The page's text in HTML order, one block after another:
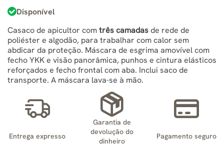
Disponível
Casaco de apicultor comtrês camadasde rede de
poliéster e algodão, para trabalhar com calor sem
abdicar da proteção. Máscara de esgrima amovível com
fecho YKK e visão panorâmica, punhos e cintura elásticos
reforçados e fecho frontal com aba. Inclui saco de
transporte. A máscara lava-se à mão.
Entrega expresso
Garantia de
devolução do
dinheiro
Pagamento seguro